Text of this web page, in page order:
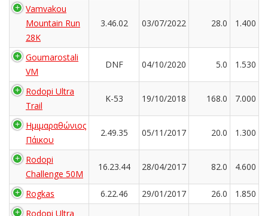
Vamvakou
Mountain Run
28Κ
3.46.02 03/07/2022 28.0 1.400
Goumarostali
VM
DNF 04/10/2020 5.0 1.530
Rodopi Ultra
Trail
K-53 19/10/2018 168.0 7.000
Ημιμαραθώνιος
Πάικου
2.49.35 05/11/2017 20.0 1.300
Rodopi
Challenge 50M
16.23.44 28/04/2017 82.0 4.600
Rogkas 6.22.46 29/01/2017 26.0
1.850
Rodopi Ultra